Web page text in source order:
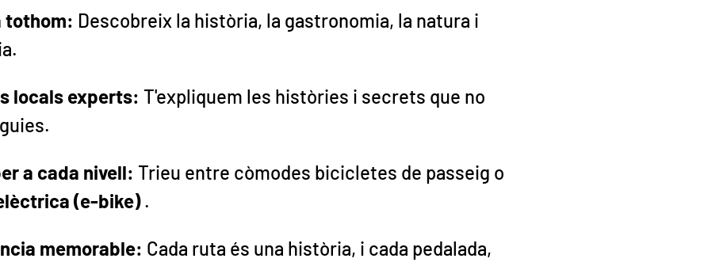
tothom: Descobreix la història, la gastronomia, la natura i
locals experts: T'expliquem les històries i secrets que no
a cada nivell: Trieu entre còmodes bicicletes de passeig o
(e-bike).
memorable: Cada ruta és una història, i cada pedalada,